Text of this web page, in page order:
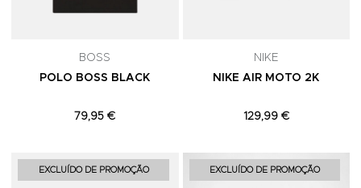
BOSS
POLO BOSS BLACK
79,95 €
NIKE
NIKE AIR MOTO 2K
129,99 €
EXCLUÍDO DE PROMOÇÃO Adicionar aos Favoritos
EXCLUÍDO DE PROMOÇÃO